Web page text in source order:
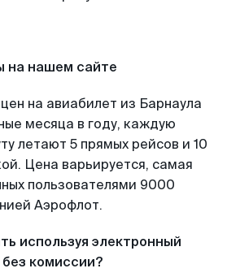
на нашем сайте
на авиабилет из Барнаула
месяца в году, каждую
летают 5 прямых рейсов и 10
Цена варьируется, самая
пользователями 9000
Аэрофлот.
используя электронный
комиссии?